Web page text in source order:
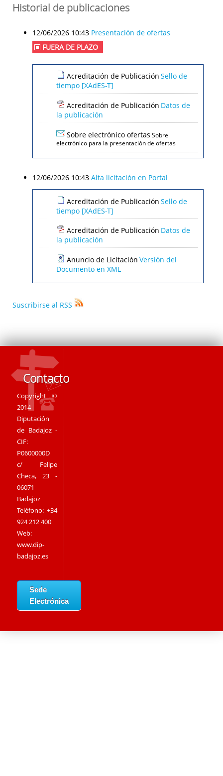
Historial de publicaciones
12/06/2026 10:43 Presentación de ofertas
FUERA DE PLAZO
Acreditación de Publicación Sello de
tiempo [XAdES-T]
Acreditación de Publicación Datos de
la publicación
Sobre electrónico ofertas Sobre
electrónico para la presentación de ofertas
12/06/2026 10:43 Alta licitación en Portal
Acreditación de Publicación Sello de
tiempo [XAdES-T]
Acreditación de Publicación Datos de
la publicación
Anuncio de Licitación Versión del
Documento en XML
Suscribirse al RSS
Contacto
Copyright ©
2014
Diputación
de Badajoz -
CIF:
P0600000D
c/ Felipe
Checa, 23 -
06071
Badajoz
Teléfono: +34
924 212 400
Web:
www.dip-
badajoz.es
Sede
Electrónica